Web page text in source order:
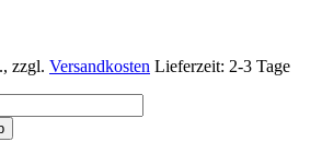
, zzgl. Versandkosten Lieferzeit: 2-3 Tage